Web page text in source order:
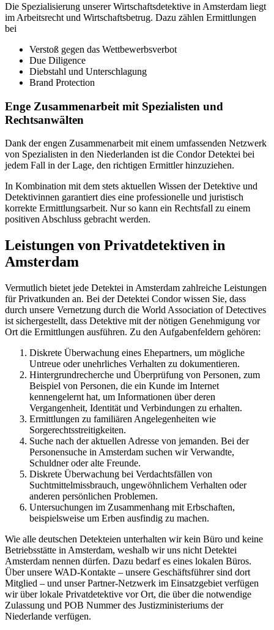
Die Spezialisierung unserer Wirtschaftsdetektive in Amsterdam liegt
im Arbeitsrecht und Wirtschaftsbetrug. Dazu zählen Ermittlungen
bei
Verstoß gegen das Wettbewerbsverbot
Due Diligence
Diebstahl und Unterschlagung
Brand Protection
Enge Zusammenarbeit mit Spezialisten und
Rechtsanwälten
Dank der engen Zusammenarbeit mit einem umfassenden Netzwerk
von Spezialisten in den Niederlanden ist die Condor Detektei bei
jedem Fall in der Lage, den richtigen Ermittler hinzuziehen.
In Kombination mit dem stets aktuellen Wissen der Detektive und
Detektivinnen garantiert dies eine professionelle und juristisch
korrekte Ermittlungsarbeit. Nur so kann ein Rechtsfall zu einem
positiven Abschluss gebracht werden.
Leistungen von Privatdetektiven in
Amsterdam
Vermutlich bietet jede Detektei in Amsterdam zahlreiche Leistungen
für Privatkunden an. Bei der Detektei Condor wissen Sie, dass
durch unsere Vernetzung durch die World Association of Detectives
ist sichergestellt, dass Detektive mit der nötigen Genehmigung vor
Ort die Ermittlungen ausführen. Zu den Aufgabenfeldern gehören:
Diskrete Überwachung eines Ehepartners, um mögliche
Untreue oder unehrliches Verhalten zu dokumentieren.
Hintergrundrecherche und Überprüfung von Personen, zum
Beispiel von Personen, die ein Kunde im Internet
kennengelernt hat, um Informationen über deren
Vergangenheit, Identität und Verbindungen zu erhalten.
Ermittlungen zu familiären Angelegenheiten wie
Sorgerechtsstreitigkeiten.
Suche nach der aktuellen Adresse von jemanden. Bei der
Personensuche in Amsterdam suchen wir Verwandte,
Schuldner oder alte Freunde.
Diskrete Überwachung bei Verdachtsfällen von
Suchtmittelmissbrauch, ungewöhnlichem Verhalten oder
anderen persönlichen Problemen.
Untersuchungen im Zusammenhang mit Erbschaften,
beispielsweise um Erben ausfindig zu machen.
Wie alle deutschen Detekteien unterhalten wir kein Büro und keine
Betriebsstätte in Amsterdam, weshalb wir uns nicht Detektei
Amsterdam nennen dürfen. Dazu bedarf es eines lokalen Büros.
Über unsere WAD-Kontakte – unsere Geschäftsführer sind dort
Mitglied – und unser Partner-Netzwerk im Einsatzgebiet verfügen
wir über lokale Privatdetektive vor Ort, die über die notwendige
Zulassung und POB Nummer des Justizministeriums der
Niederlande verfügen.